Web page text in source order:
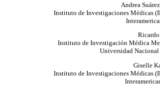
Andrea
Instituto de Investigaciones Médicas
Instituto de Investigación Médica
Universidad
Giselle
Instituto de Investigaciones Médicas